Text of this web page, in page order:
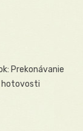
Prekonávanie
hotovosti